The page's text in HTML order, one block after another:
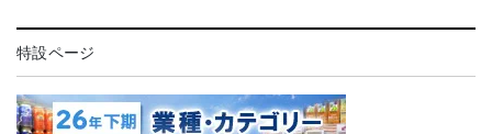
特設ページ